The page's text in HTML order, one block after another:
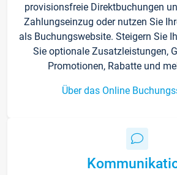
provisionsfreie Direktbuchungen
Zahlungseinzug oder nutzen Sie
als Buchungswebsite. Steigern Sie
Sie optionale Zusatzleistungen,
Promotionen, Rabatte und
Über das Online